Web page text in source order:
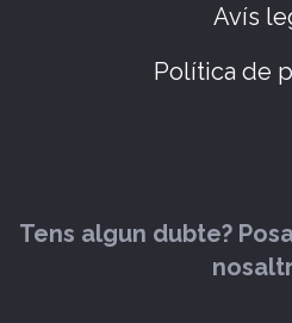
Avís
Política de
Tens algun dubte?